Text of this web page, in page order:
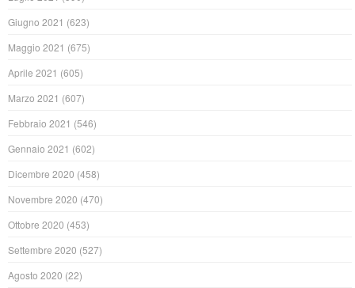
Giugno 2021 (623)
Maggio 2021 (675)
Aprile 2021 (605)
Marzo 2021 (607)
Febbraio 2021 (546)
Gennaio 2021 (602)
Dicembre 2020 (458)
Novembre 2020 (470)
Ottobre 2020 (453)
Settembre 2020 (527)
Agosto 2020 (22)